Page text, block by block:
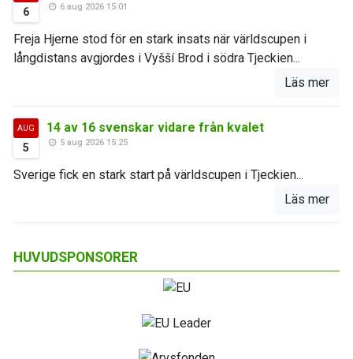
6 6 aug 2026 15:01
Freja Hjerne stod för en stark insats när världscupen i
långdistans avgjordes i Vyšší Brod i södra Tjeckien...
Läs mer
AUG
5
14 av 16 svenskar vidare från kvalet
5 aug 2026 15:25
Sverige fick en stark start på världscupen i Tjeckien...
Läs mer
HUVUDSPONSORER